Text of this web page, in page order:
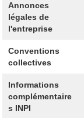
Annonces
légales de
l'entreprise
Conventions
collectives
Informations
complémentaire
s INPI